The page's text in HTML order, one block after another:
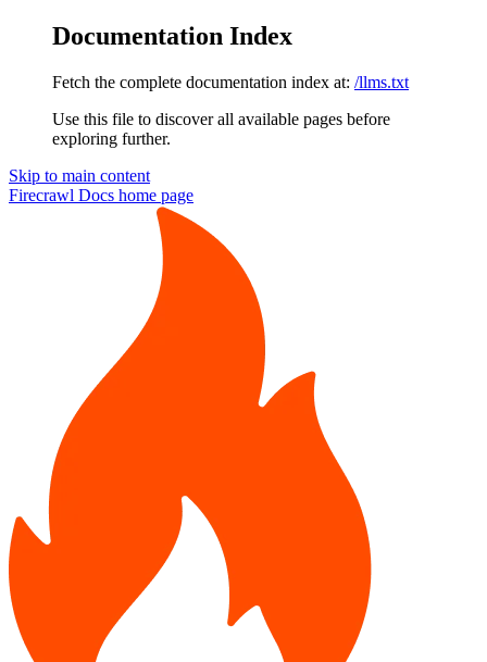
Documentation Index
Fetch the complete documentation index at: /llms.txt
Use this file to discover all available pages before
exploring further.
Skip to main content
Firecrawl Docs home page